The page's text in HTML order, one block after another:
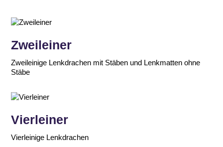
Zweileiner
Zweileinige Lenkdrachen mit Stäben und Lenkmatten ohne
Stäbe
Vierleiner
Vierleinige Lenkdrachen